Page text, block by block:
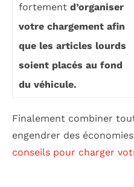
fortement d’organiser
votre chargement afin
que les articles lourds
soient placés au fond
du véhicule.
Finalement combiner
engendrer des
conseils pour charger